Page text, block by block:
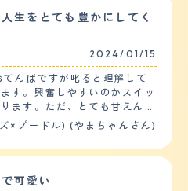
れて
てもらいますが、それでも毛
毛を伸ばすスタイルを楽しん
病気や定期的
す。 外の音、イン
から聞こえる犬の鳴き声にも
いい方には向かないかもしれ
みられます。他のわんちゃん
素通りするマイペースで穏や
も大好きで、お散歩中近所の
す。大きすぎず、ふわふわし
親子に話しかけられることが
子犬のときは大変助かりまし
後3か月まで人・犬に対して
たので、迎えてからも苦労は
す。室内でもお外でも落ちて
み込んでいました。甘噛みが
の排泄物を拾うだけで手に縞
生をとても豊かにしてく
2024/01/15
てんばですが叱ると理解して
す。興奮しやすいのかスイッ
ます。ただ、とても甘えん坊
ついてまわります。犬が寝て
だけで目を覚ましてしまいま
見つけるとついて行こうとす
×プードル) (やまちゃんさん)
可愛い